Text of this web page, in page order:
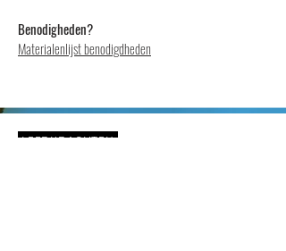
Benodigheden?
Materialenlijst benodigdheden
LEERKRACHTEN